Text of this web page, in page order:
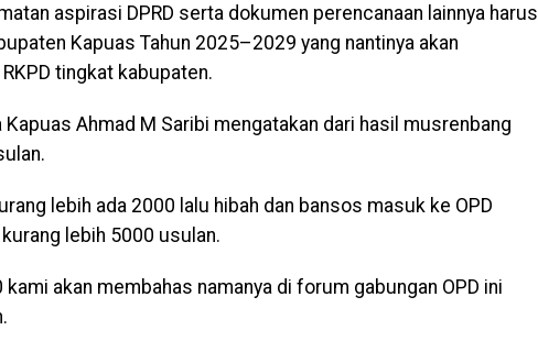
aspirasi DPRD serta dokumen perencanaan lainnya harus
Kapuas Tahun 2025–2029 yang nantinya akan
tingkat kabupaten.
Ahmad M Saribi mengatakan dari hasil musrenbang
lebih ada 2000 lalu hibah dan bansos masuk ke OPD
lebih 5000 usulan.
akan membahas namanya di forum gabungan OPD ini